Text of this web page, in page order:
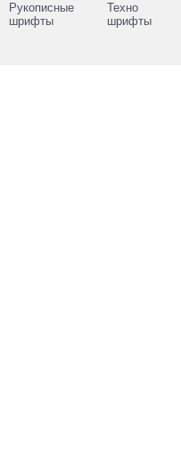
Рукописные
шрифты
Техно
шрифты